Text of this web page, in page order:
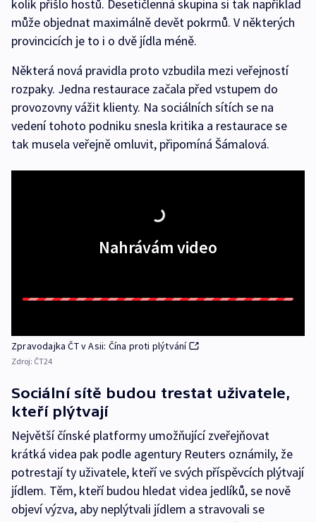
kolik přišlo hostů. Desetičlenná skupina si tak například
může objednat maximálně devět pokrmů. V některých
provincicích je to i o dvě jídla méně.
Některá nová pravidla proto vzbudila mezi veřejností
rozpaky. Jedna restaurace začala před vstupem do
provozovny vážit klienty. Na sociálních sítích se na
vedení tohoto podniku snesla kritika a restaurace se
tak musela veřejně omluvit, připomíná Šámalová.
Nahrávám video
Zpravodajka ČT v Asii: Čína proti plýtvání
Zdroj: ČT24
Sociální sítě budou trestat uživatele,
kteří plýtvají
Největší čínské platformy umožňující zveřejňovat
krátká videa pak podle agentury Reuters oznámily, že
potrestají ty uživatele, kteří ve svých příspěvcích plýtvají
jídlem. Těm, kteří budou hledat videa jedlíků, se nově
objeví výzva, aby neplýtvali jídlem a stravovali se